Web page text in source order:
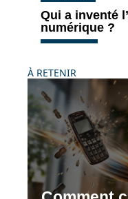
Qui a inventé
numérique ?
À RETENIR